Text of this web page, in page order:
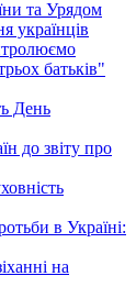
та Урядом
українців
батьків"
День
до звіту про
в Україні:
на